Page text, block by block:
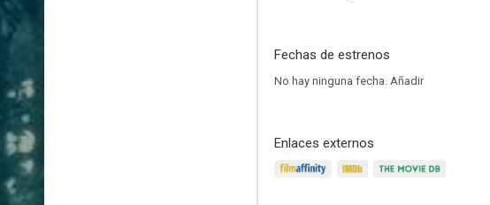
Fechas de estrenos
No hay ninguna fecha. Añadir
Enlaces externos